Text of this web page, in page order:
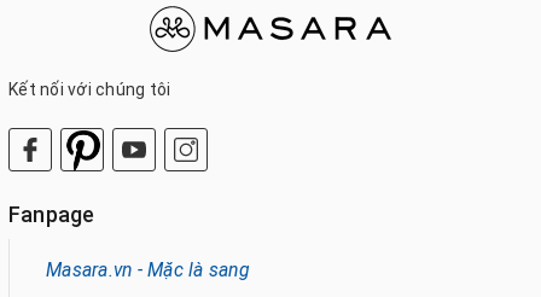
Kết nối với chúng tôi
Fanpage
Masara.vn - Mặc là sang